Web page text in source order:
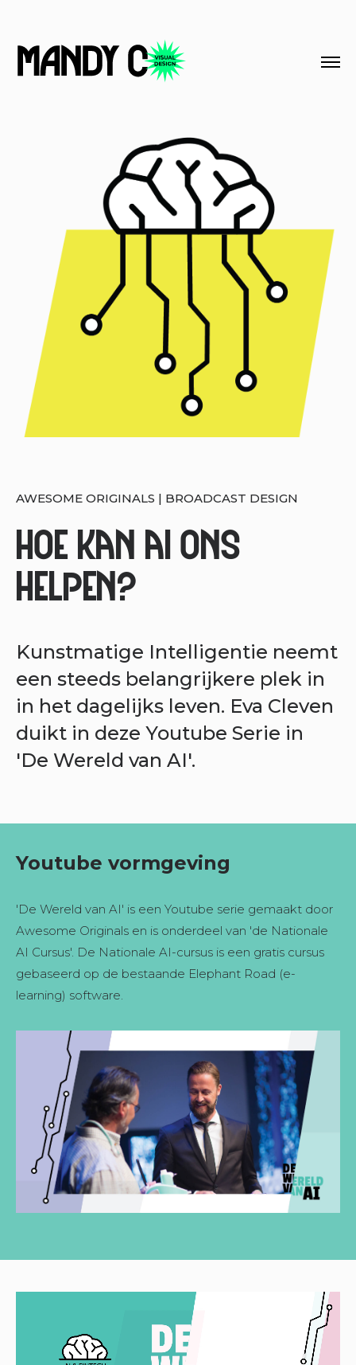
AWESOME ORIGINALS | BROADCAST DESIGN
Hoe kan AI ons
helpen?
Kunstmatige Intelligentie neemt
een steeds belangrijkere plek in
in het dagelijks leven. Eva Cleven
duikt in deze Youtube Serie in
'De Wereld van AI'.
Youtube vormgeving
'De Wereld van AI' is een Youtube serie gemaakt door
Awesome Originals en is onderdeel van 'de Nationale
AI Cursus'. De Nationale AI-cursus is een gratis cursus
gebaseerd op de bestaande Elephant Road (e-
learning) software.